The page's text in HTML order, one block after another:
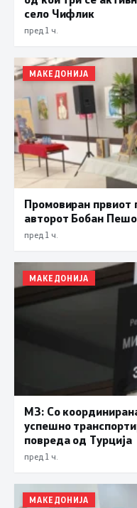
село Чифлик
пред 1 ч.
МАКЕДОНИЈА
Промовиран првиот
авторот Бобан
пред 1 ч.
МАКЕДОНИЈА
МЗ: Со
успешно
повреда од Турција
пред 1 ч.
МАКЕДОНИЈА